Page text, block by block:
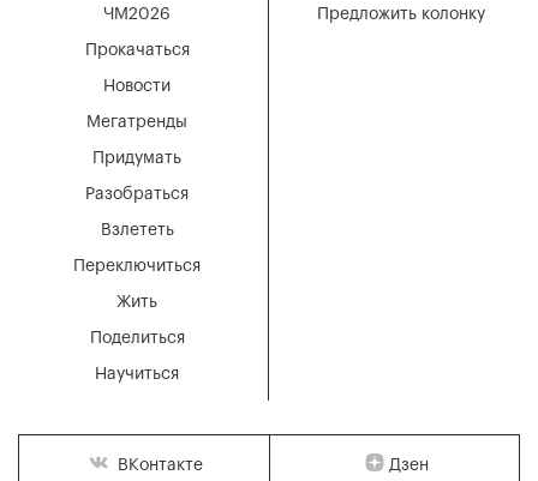
Мегатренды
Придумать
Разобраться
Взлететь
Новости
Переключиться
Жить
Поделиться
Научиться
ЧМ2026
Прокачаться
Предложить колонку
ВКонтакте Дзен